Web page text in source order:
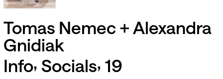
Tomas Nemec + Alexandra
Gnidiak
Info, Socials, 19